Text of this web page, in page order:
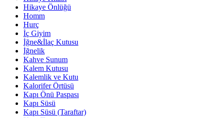
Hikaye Önlüğü
Homm
Hurç
İç Giyim
İğne&İlaç Kutusu
İğnelik
Kahve Sunum
Kalem Kutusu
Kalemlik ve Kutu
Kalorifer Örtüsü
Kapı Önü Paspası
Kapı Süsü
Kapı Süsü (Taraftar)